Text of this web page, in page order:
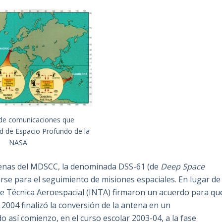
comunicaciones que
de Espacio Profundo de la
NASA
del MDSCC, la denominada DSS-61 (de Deep Space
para el seguimiento de misiones espaciales. En lugar de
Técnica Aeroespacial (INTA) firmaron un acuerdo para
finalizó la conversión de la antena en un
comienzo, en el curso escolar 2003-04, a la fase